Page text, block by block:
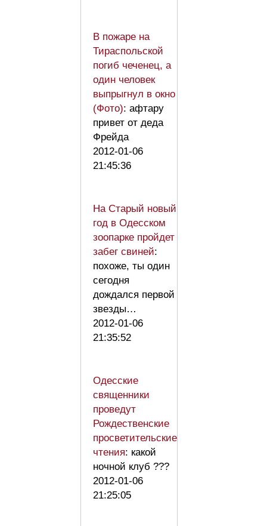
В пожаре на
Тираспольской
погиб чеченец, а
один человек
выпрыгнул в окно
(Фото): афтару
привет от деда
Фрейда
2012-01-06
21:45:36
На Старый новый
год в Одесском
зоопарке пройдет
забег свиней:
похоже, ты один
сегодня
дождался первой
звезды…
2012-01-06
21:35:52
Одесские
священники
проведут
Рождественские
просветительские
чтения: какой
ночной клуб ???
2012-01-06
21:25:05